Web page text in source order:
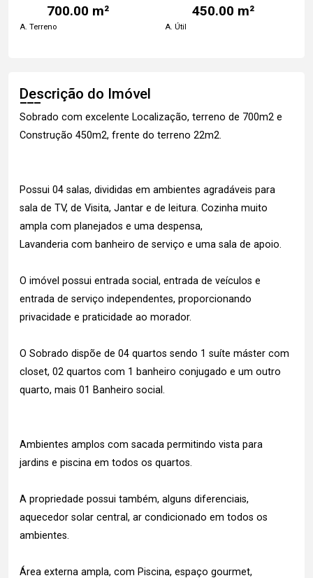
700.00 m²
A. Terreno
450.00 m²
A. Útil
Descrição do Imóvel
Sobrado com excelente Localização, terreno de 700m2 e
Construção 450m2, frente do terreno 22m2.
Possui 04 salas, divididas em ambientes agradáveis para
sala de TV, de Visita, Jantar e de leitura. Cozinha muito
ampla com planejados e uma despensa,
Lavanderia com banheiro de serviço e uma sala de apoio.
O imóvel possui entrada social, entrada de veículos e
entrada de serviço independentes, proporcionando
privacidade e praticidade ao morador.
O Sobrado dispõe de 04 quartos sendo 1 suíte máster com
closet, 02 quartos com 1 banheiro conjugado e um outro
quarto, mais 01 Banheiro social.
Ambientes amplos com sacada permitindo vista para
jardins e piscina em todos os quartos.
A propriedade possui também, alguns diferenciais,
aquecedor solar central, ar condicionado em todos os
ambientes.
Área externa ampla, com Piscina, espaço gourmet,